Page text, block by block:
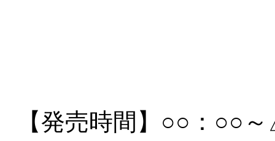
【発売時間】 ○○：○○